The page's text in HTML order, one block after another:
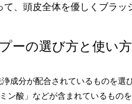
、頭皮全体を優しくブラッ
ーの選び方と使い方
成分が配合されているものを
ン酸」などが含まれているもの